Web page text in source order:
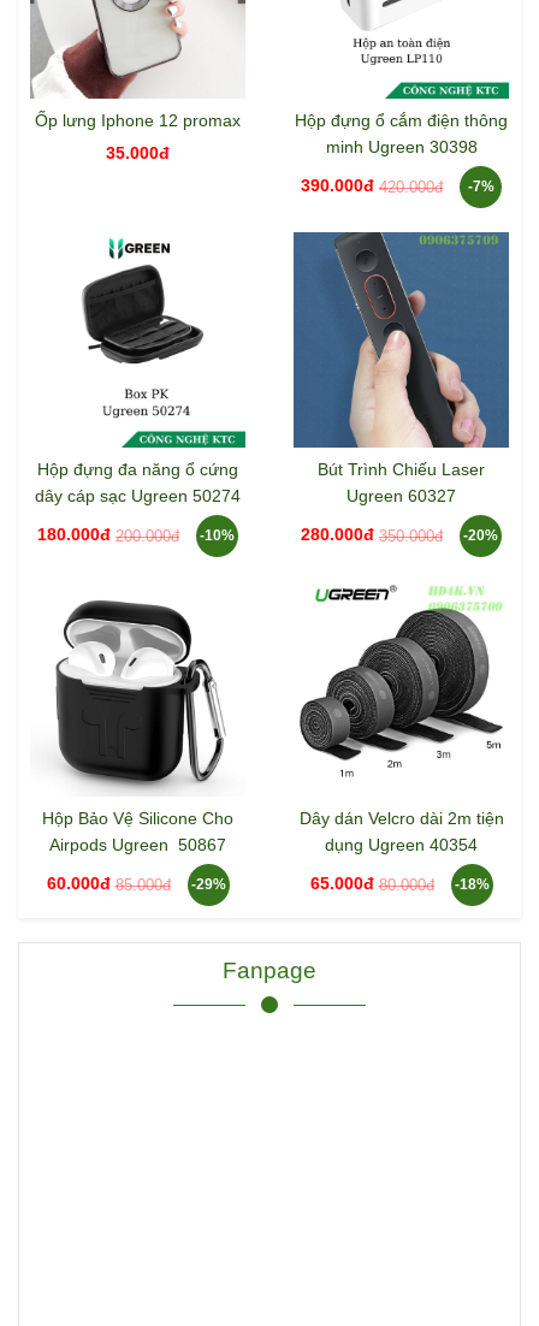
Ốp lưng Iphone 12 promax
35.000đ
Hộp đựng ổ cắm điện thông
minh Ugreen 30398
390.000đ 420.000đ -7%
Hộp đựng đa năng ổ cứng
dây cáp sạc Ugreen 50274
180.000đ 200.000đ -10%
Bút Trình Chiếu Laser
Ugreen 60327
280.000đ 350.000đ -20%
Hộp Bảo Vệ Silicone Cho
Airpods Ugreen 50867
60.000đ 85.000đ -29%
Dây dán Velcro dài 2m tiện
dụng Ugreen 40354
65.000đ 80.000đ -18%
Fanpage